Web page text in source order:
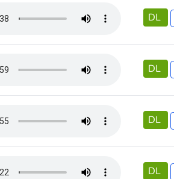
DL
DL
DL
DL